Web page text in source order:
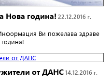
Нова година! 22.12.2016 г.
Ви пожелава здраве
от ДАНС 14.12.2016 г.